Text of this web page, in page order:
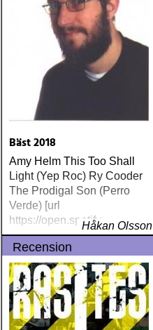
Bäst 2018
Amy Helm This Too Shall
Light (Yep Roc) Ry Cooder
The Prodigal Son (Perro
Verde) [url
https://open.spotifyHåkan Olsson
Recension